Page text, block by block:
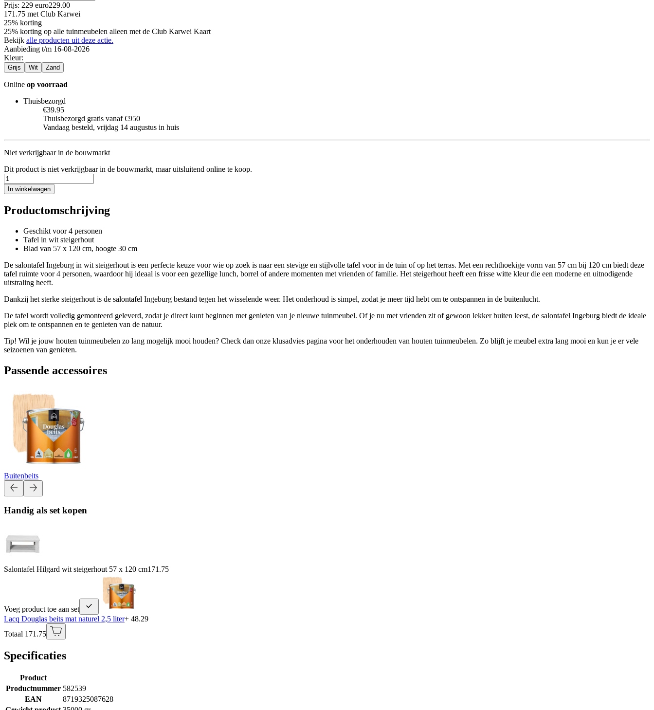
Prijs: 229 euro229.00
171.75 met Club Karwei
25% korting
25% korting op alle tuinmeubelen alleen met de Club Karwei Kaart
Bekijk alle producten uit deze actie.
Aanbieding t/m 16-08-2026
Kleur:
Grijs Wit Zand
Online op voorraad
Thuisbezorgd
€39.95
Thuisbezorgd gratis vanaf €950
Vandaag besteld, vrijdag 14 augustus in huis
Niet verkrijgbaar in de bouwmarkt
Dit product is niet verkrijgbaar in de bouwmarkt, maar uitsluitend online te koop.
In winkelwagen
Productomschrijving
Geschikt voor 4 personen
Tafel in wit steigerhout
Blad van 57 x 120 cm, hoogte 30 cm
De salontafel Ingeburg in wit steigerhout is een perfecte keuze voor wie op zoek is naar een stevige en stijlvolle tafel voor in de tuin of op het terras. Met een rechthoekige vorm van 57 cm bij 120 cm biedt deze
tafel ruimte voor 4 personen, waardoor hij ideaal is voor een gezellige lunch, borrel of andere momenten met vrienden of familie. Het steigerhout heeft een frisse witte kleur die een moderne en uitnodigende
uitstraling heeft.
Dankzij het sterke steigerhout is de salontafel Ingeburg bestand tegen het wisselende weer. Het onderhoud is simpel, zodat je meer tijd hebt om te ontspannen in de buitenlucht.
De tafel wordt volledig gemonteerd geleverd, zodat je direct kunt beginnen met genieten van je nieuwe tuinmeubel. Of je nu met vrienden zit of gewoon lekker buiten leest, de salontafel Ingeburg biedt de ideale
plek om te ontspannen en te genieten van de natuur.
Tip! Wil je jouw houten tuinmeubelen zo lang mogelijk mooi houden? Check dan onze klusadvies pagina voor het onderhouden van houten tuinmeubelen. Zo blijft je meubel extra lang mooi en kun je er vele
seizoenen van genieten.
Passende accessoires
Buitenbeits
Handig als set kopen
Salontafel Hilgard wit steigerhout 57 x 120 cm171.75
Voeg product toe aan set
Lacq Douglas beits mat naturel 2,5 liter+ 48.29
Totaal 171.75
Specificaties
Product
Productnummer 582539
EAN
8719325087628